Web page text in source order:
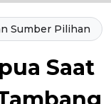
Sumber Pilihan
Saat